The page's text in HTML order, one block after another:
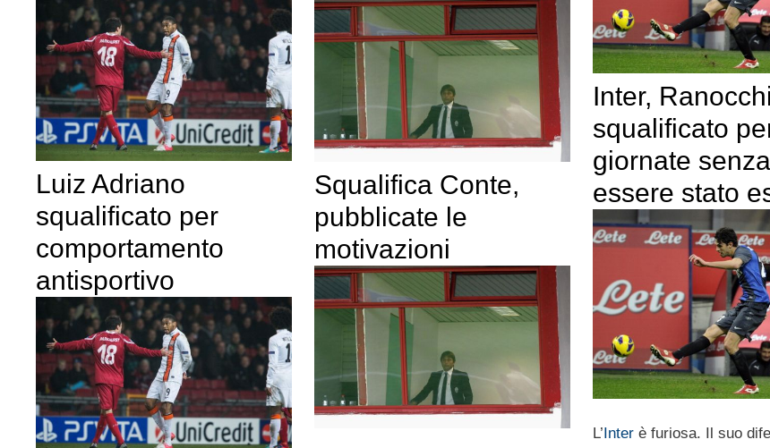
Inter,
squalificato
giornate senza
essere stato
L’ Interè furiosa. Il suo
Luiz Adriano
squalificato per
comportamento
antisportivo
Squalifica Conte,
pubblicate le
motivazioni